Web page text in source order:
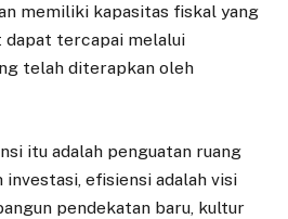
memiliki kapasitas fiskal yang
tercapai melalui
telah diterapkan oleh
itu adalah penguatan ruang
investasi, efisiensi adalah visi
pendekatan baru, kultur